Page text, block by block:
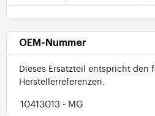
OEM-Nummer
Dieses Ersatzteil entspricht den
Herstellerreferenzen:
10413013 - MG